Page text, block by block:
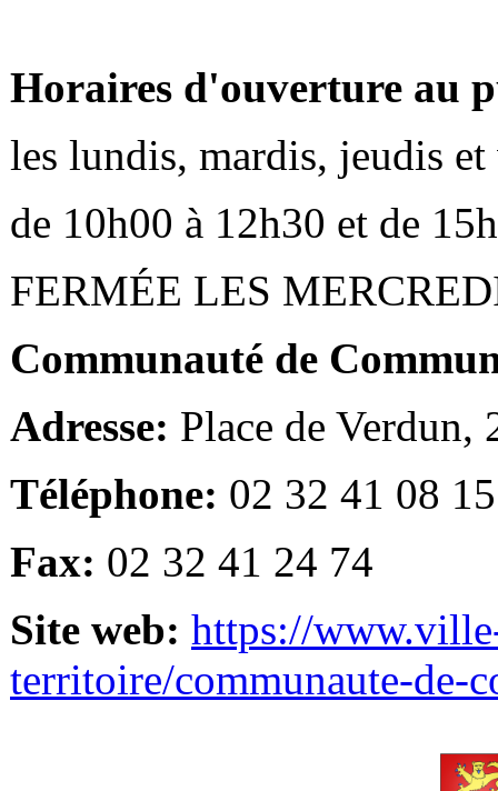
Horaires d'ouverture au
les lundis, mardis, jeudis et
de 10h00 à 12h30 et de
FERMÉE LES
Communauté de
Adresse: Place de Verdun,
Téléphone: 02 32 41 08 15
Fax: 02 32 41 24 74
Site web: https://
territoire/communaute-de-